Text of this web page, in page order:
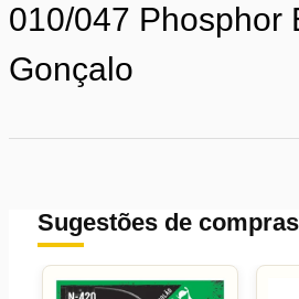
010/047 Phosphor
Gonçalo
Sugestões de compras